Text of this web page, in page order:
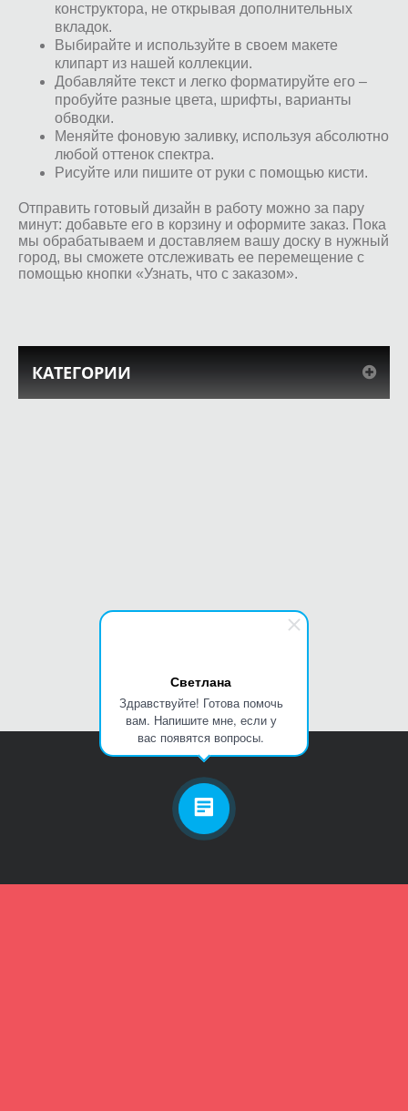
Светлана
Здравствуйте! Готова помочь
вам. Напишите мне, если у
вас появятся вопросы.
конструктора, не открывая дополнительных
вкладок.
Выбирайте и используйте в своем макете
клипарт из нашей коллекции.
Добавляйте текст и легко форматируйте его –
пробуйте разные цвета, шрифты, варианты
обводки.
Меняйте фоновую заливку, используя абсолютно
любой оттенок спектра.
Рисуйте или пишите от руки с помощью кисти.
Отправить готовый дизайн в работу можно за пару
минут: добавьте его в корзину и оформите заказ. Пока
мы обрабатываем и доставляем вашу доску в нужный
город, вы сможете отслеживать ее перемещение с
помощью кнопки «Узнать, что с заказом».
КАТЕГОРИИ